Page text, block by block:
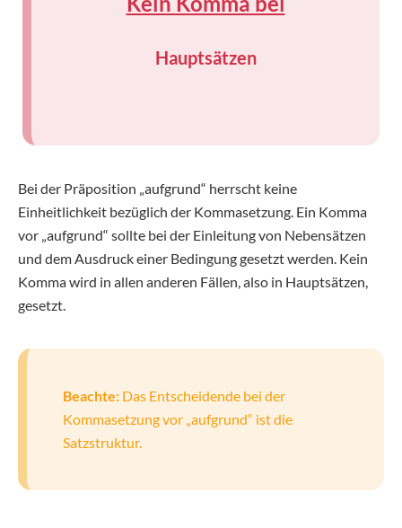
Hauptsätzen
Bei der Präposition „aufgrund“ herrscht keine
Einheitlichkeit bezüglich der Kommasetzung. Ein Komma
vor „aufgrund“ sollte bei der Einleitung von Nebensätzen
und dem Ausdruck einer Bedingung gesetzt werden. Kein
Komma wird in allen anderen Fällen, also in Hauptsätzen,
gesetzt.
Beachte: Das Entscheidende bei der
Kommasetzung vor „aufgrund“ ist die
Satzstruktur.